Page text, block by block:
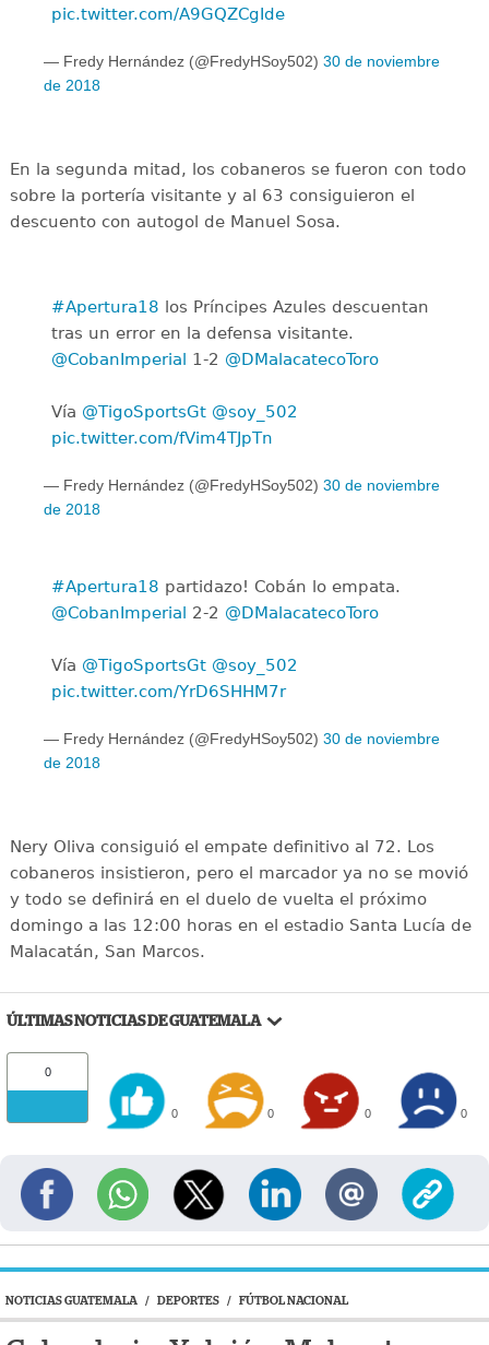
pic.twitter.com/A9GQZCgIde
— Fredy Hernández (@FredyHSoy502) 30 de noviembre
de 2018
En la segunda mitad, los cobaneros se fueron con todo
sobre la portería visitante y al 63 consiguieron el
descuento con autogol de Manuel Sosa.
#Apertura18 los Príncipes Azules descuentan
tras un error en la defensa visitante.
@CobanImperial 1-2 @DMalacatecoToro
Vía @TigoSportsGt @soy_502
pic.twitter.com/fVim4TJpTn
— Fredy Hernández (@FredyHSoy502) 30 de noviembre
de 2018
#Apertura18 partidazo! Cobán lo empata.
@CobanImperial 2-2 @DMalacatecoToro
Vía @TigoSportsGt @soy_502
pic.twitter.com/YrD6SHHM7r
— Fredy Hernández (@FredyHSoy502) 30 de noviembre
de 2018
Nery Oliva consiguió el empate definitivo al 72. Los
cobaneros insistieron, pero el marcador ya no se movió
y todo se definirá en el duelo de vuelta el próximo
domingo a las 12:00 horas en el estadio Santa Lucía de
Malacatán, San Marcos.
ÚLTIMAS NOTICIAS DE GUATEMALA
0
0 0 0 0
NOTICIAS GUATEMALA / DEPORTES / FÚTBOL NACIONAL